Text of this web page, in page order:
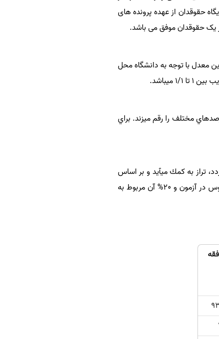
حقوقدان از عهده پرونده های
یک حقوقدان موفق می باشد.
اثرگذار است. اما خود اين معدل با توجه به دانشگاه محل
مختلف را رقم مي­زند. براي
تراز به كمك مي­آيد و بر اساس
تراز داوطلبان رتبه آنها بدست مي آيد. ماكزيمم تراز هر فرد 10000 مي­باشد كه 80% آن مربوط به ميانگين دروس در آزمون و 20% آن مربوط به